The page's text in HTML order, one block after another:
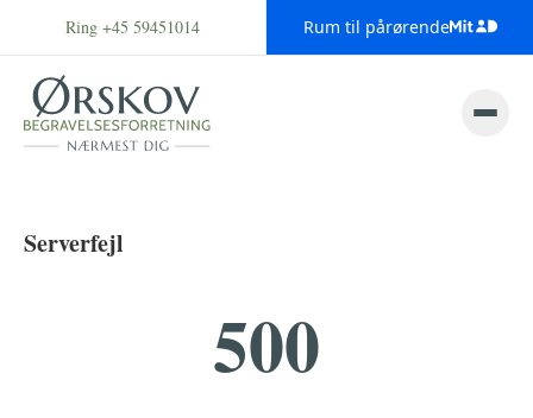
Ring +45 59451014 Rum til pårørende
Serverfejl
500